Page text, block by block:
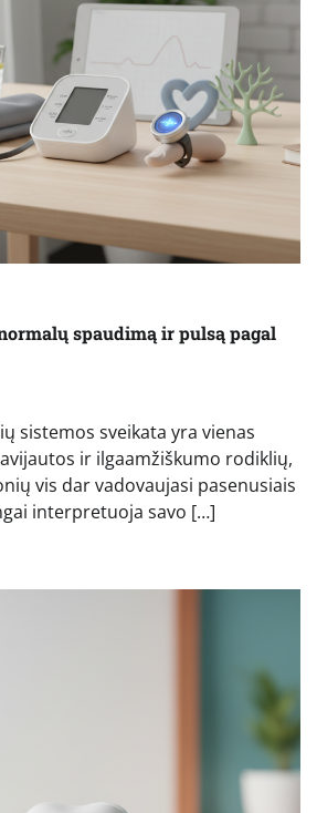
spaudimą ir pulsą pagal
sistemos sveikata yra vienas
ir ilgaamžiškumo rodiklių,
vis dar vadovaujasi pasenusiais
interpretuoja savo […]